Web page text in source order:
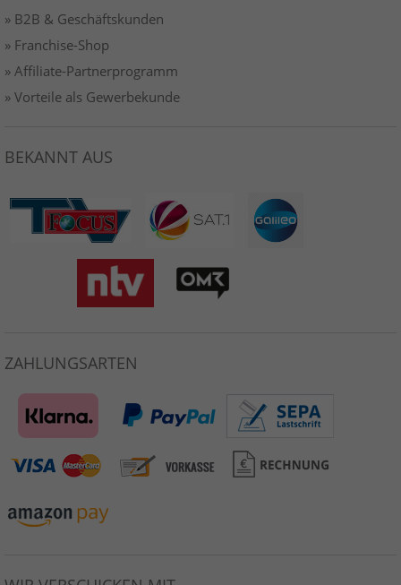
» B2B & Geschäftskunden
» Franchise-Shop
» Affiliate-Partnerprogramm
» Vorteile als Gewerbekunde
BEKANNT AUS
ZAHLUNGSARTEN